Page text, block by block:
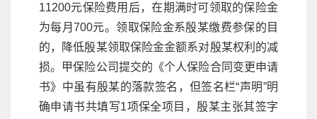
11200元保险费用后，在期满时可领取的保险金
为每月700元。领取保险金系殷某缴费参保的目
的，降低殷某领取保险金金额系对殷某权利的减
损。甲保险公司提交的《个人保险合同变更申请
书》中虽有殷某的落款签名，但签名栏“声明”明
确申请书共填写1项保全项目，殷某主张其签字